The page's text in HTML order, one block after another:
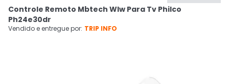
Cupons
CADASTRE-SE
Controle Remoto Mbtech Wlw Para Tv Philco
Ph24e30dr
Vendido e entregue por: TRIP INFO